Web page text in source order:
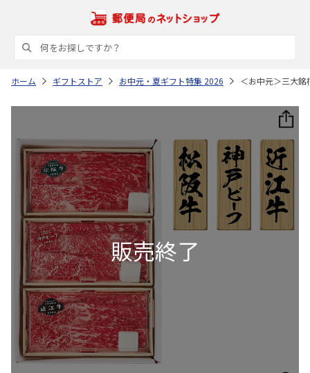
ホーム ギフトストア お中元・夏ギフト特集 2026 ＜お中元＞三大